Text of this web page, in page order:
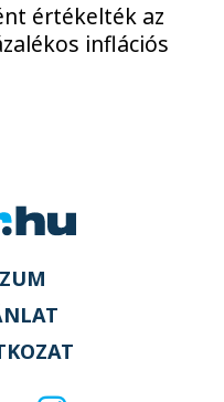
értékelték az
inflációs